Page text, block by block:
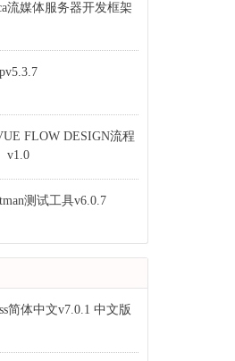
流媒体服务器开发框架
FLOW DESIGN流程
v1.0
测试工具v6.0.7
简体中文v7.0.1 中文版